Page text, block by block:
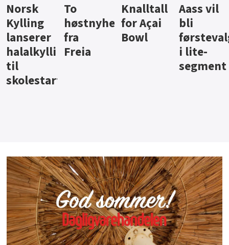
Knalltall
for Açai
Bowl
Aass vil
bli
førstevalg
i lite-
Brus og
jus fra
Berentsen
Hard
iste fra
Hansa